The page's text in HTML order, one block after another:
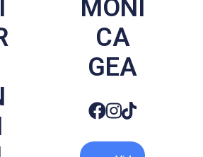
MONI
CA
GEA